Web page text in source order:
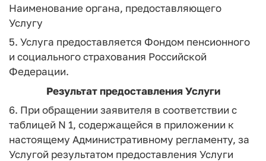
Наименование органа, предоставляющего
Услугу
5. Услуга предоставляется Фондом пенсионного
и социального страхования Российской
Федерации.
Результат предоставления Услуги
6. При обращении заявителя в соответствии с
таблицей N 1, содержащейся в приложении к
настоящему Административному регламенту, за
Услугой результатом предоставления Услуги